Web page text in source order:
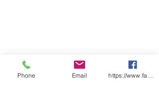
Phone Email